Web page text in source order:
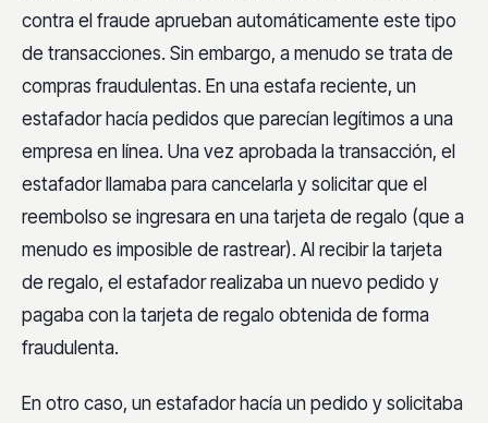
contra el fraude aprueban automáticamente este tipo
de transacciones. Sin embargo, a menudo se trata de
compras fraudulentas. En una estafa reciente, un
estafador hacía pedidos que parecían legítimos a una
empresa en línea. Una vez aprobada la transacción, el
estafador llamaba para cancelarla y solicitar que el
reembolso se ingresara en una tarjeta de regalo (que a
menudo es imposible de rastrear). Al recibir la tarjeta
de regalo, el estafador realizaba un nuevo pedido y
pagaba con la tarjeta de regalo obtenida de forma
fraudulenta.
En otro caso, un estafador hacía un pedido y solicitaba